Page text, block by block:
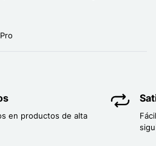
en productos de alta